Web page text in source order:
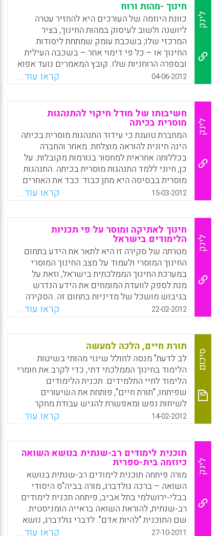
תכנים וידע בביה"ס וביתר שאת. חלק מן
המאמרים מדברים על תכנית לימודים ייחודית
שיש לפתח, תכנית לימודים אתית. המאמרים
עוסקים בנקיטת אומץ מוסרי ע"י מורים ואירועים
התורמים לכך. חלק מהתפיסות המוצגות בספר
צמחו על הקרקע של תיאוריית הקונסרקטיביזים
בהוראה ובלמידה כיצירת מעורבות בלמידה בצורה
WhatsApp
Facebook
Email
X
לינק
חינוך -מהות ורוח
כוונת היוזמה של העורכים היא להחזיר עטרה
ליושנה ולשוב לעיסוק במהות החינוך, בציר
המרכזי שלו; בשכבת עומק שמתחת ליסודות
החינוך או – כל פי דימוי אחר – בשכבה העילית
ובספרה הרוחניות שלו. קובץ המאמרים נועד אפוא
להשפיע על השיח הציבורי והחינוכי ולהטותו
לשאלות היסוד של החינוך – לתכליתו העליונה,
לייעודו רחוק-הטווח, לחזונו. החלטת העורכים
לכלול בספר מאמרים של מחברים בעלי כיוונים
וסגנונות שונים מעשירה את העיון בו, מקנה לו
עוצמה ייחודית ומצליחה לעורר בקורא שיח פנימי
ביחס לחלקיו השונים. מגוון המאמרים בנושא
החינוך הראוי והרוחני יסייע לקורא להכיר את
הנושא מזוויות שונות ובממדים שונים. ( ישעיהו
תדמור, עמיר פריימן (עורכים)
WhatsApp
Facebook
Email
X
04-06-2012 קראו עוד...
לינק
חשיבותו של מודל חיקוי להתנהגות
מוסרית בכיתה
המחברת טוענת כי עידוד התנהגות מוסרית בכיתה
הינה חיונית להוראה מוצלחת. מאחר והחברה
בכללותה אחראית למחסור בנורמות מקובלות. על
כן, חיוני ללמד התנהגות מוסרית בכיתה. התנהגות
מוסרית בבסיסה היא מתן כבוד: כבד את האחרים
וכבד את עצמך.המאמר כולל משימות עבור המורה
שמטרתן לסייע לו ללמד את תלמידיו התנהגות
מוסרית (Margaret Regan).
WhatsApp
Facebook
Email
X
15-03-2012 קראו עוד...
לינק
חינוך לאתיקה ומוסר על פי תכניות
הלימודים בישראל
מטרתה של סקירה זו היא לתאר את הידע בתחום
החינוך המוסרי ולעמוד על מצב החינוך המוסרי
במערכת החינוך הממלכתית בישראל, וזאת על
מנת לספק לוועדת המומחים את הידע הנדרש
בגיבוש מושכל של מדיניות בתחום זה. הסקירה
מחולקת לשלושה חלקים: א. הגישות המרכזיות
בתחום ודיון במטרות המרכזיות, במושגי היסוד
ובמיומנויות השונות שבאמצעותם הגישות השונות
מבקשות לפתח, כל אחת לשיטתה, אישיות
מוסרית. ב. מצב החינוך המוסרי במספר מדינות
החברות ב- OECD ובעיקר במערכת החינוך
הממלכתית הישראלית, כפי שהוא משתקף
במדיניות משרד החינוך, בתכניות "חינוך לערכים"
המתקיימות בה, בחוזרי מנכ"ל ומתוך מידע שנוגע
ישירות לתחום הידע ( אריאל שריד) .
WhatsApp
Facebook
Email
X
22-02-2012 קראו עוד...
סיכום
תורת חיים, הלכה למעשה
לב לדעת" מנסה לחולל שינוי מהותי בשיטות
הלימוד בחינוך הממלכתי דתי, כדי לקרב את חומרי
הלימוד לחיי התלמידים. תכנית הלימודים
שפיתחו, "תורת חיים", פותחת את השיעורים
לשיחות נפש ומאפשרת להגיש עבודת מחקר
מקיפה לצד בחינת הבגרות . "תורת חיים" היא
תכנית לימודים ייחודית הפועלת בחינוך הממלכתי
דתי מזה כמה שנים, ומאפשרת לתלמידים לגשת
למסלול של 5 יח"ל, שבסופו, לצד בחינה פנימית
"על החומר", הם נדרשים להגיש עבודת מחקר
מקיפה, הכוללת סקירה עיונית של מקורות,
ראיונות וגם עבודה יצירתית. "תורת חיים" היא מעין
תכנית הרצה לתכנית אחרת, בעלת יומרות גדולות
יותר, בשם "לב לדעת" (יוזמה משותפת של מכללת
הרצוג והחינוך הממלכתי דתי), המבקשת לחולל
שינוי של ממש בשיטות הלימוד בכל מערכת
14-02-2012 קראו עוד...
לינק
תוכנית לימודים רב-שנתית בנושא השואה
כיוזמה בית-ספרית
מורה פיתחה תוכנית לימודים רב-שנתית בנושא
השואה – ברכה גולדברג, מורה בביה"ס היסודי
בבלי-ירושלמי בתל אביב, פיתחה תכנית לימודים
רב-שנתית, להוראת השואה בראייה הומניסטית.
שם התוכנית "להיות אדם". לדברי גולדברג, נושא
השואה והפקת הלקחים והמשמעויותהנובעות
27-10-2011 קראו עוד...